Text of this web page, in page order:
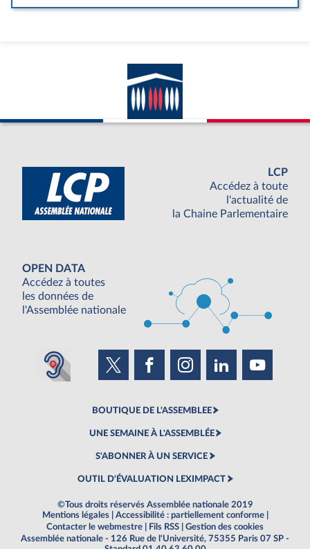
LCP
Accédez à toute
l'actualité de
la Chaine Parlementaire
OPEN DATA
Accédez à toutes
les données de
l'Assemblée nationale
BOUTIQUE DE L'ASSEMBLEE
UNE SEMAINE À L'ASSEMBLÉE
S'ABONNER À UN SERVICE
OUTIL D'ÉVALUATION LEXIMPACT
©Tous droits réservés Assemblée nationale 2019
Mentions légales
Accessibilité : partiellement conforme
Contacter le webmestre
Fils RSS
Gestion des cookies
Assemblée nationale - 126 Rue de l'Université, 75355 Paris 07 SP -